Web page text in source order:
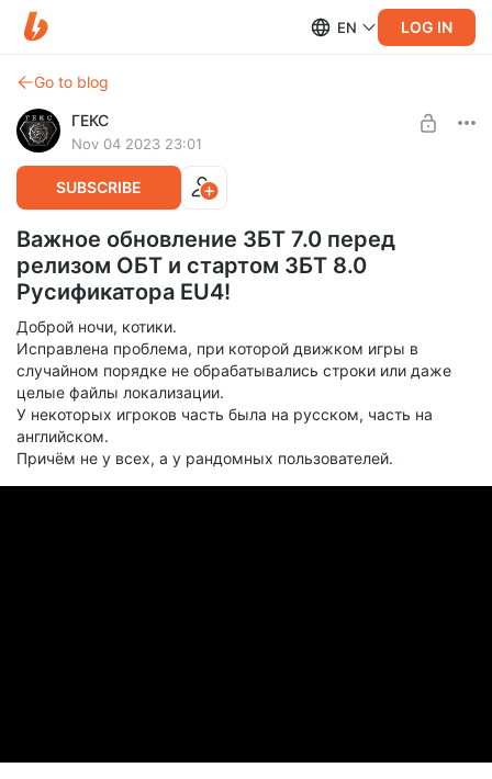
EN LOG IN
Go to blog
ГЕКС
Nov 04 2023 23:01
SUBSCRIBE
Важное обновление ЗБТ 7.0 перед
релизом ОБТ и стартом ЗБТ 8.0
Русификатора EU4!
Доброй ночи, котики.
Исправлена проблема, при которой движком игры в
случайном порядке не обрабатывались строки или даже
целые файлы локализации.
У некоторых игроков часть была на русском, часть на
английском.
Причём не у всех, а у рандомных пользователей.